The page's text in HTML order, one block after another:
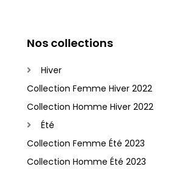
Nos collections
Hiver
Collection Femme Hiver 2022
Collection Homme Hiver 2022
Été
Collection Femme Été 2023
Collection Homme Été 2023